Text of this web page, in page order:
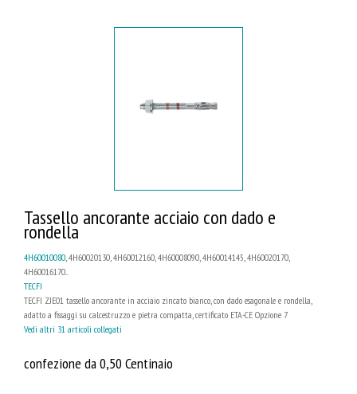
Tassello ancorante acciaio con dado e
rondella
4H60010080 , 4H60020130, 4H60012160, 4H60008090, 4H60014145, 4H60020170,
4H60016170...
TECFI
TECFI ZJE01 tassello ancorante in acciaio zincato bianco, con dado esagonale e rondella,
adatto a fissaggi su calcestruzzo e pietra compatta, certificato ETA-CE Opzione 7
Vedi altri 31 articoli collegati
confezione da 0,50 Centinaio